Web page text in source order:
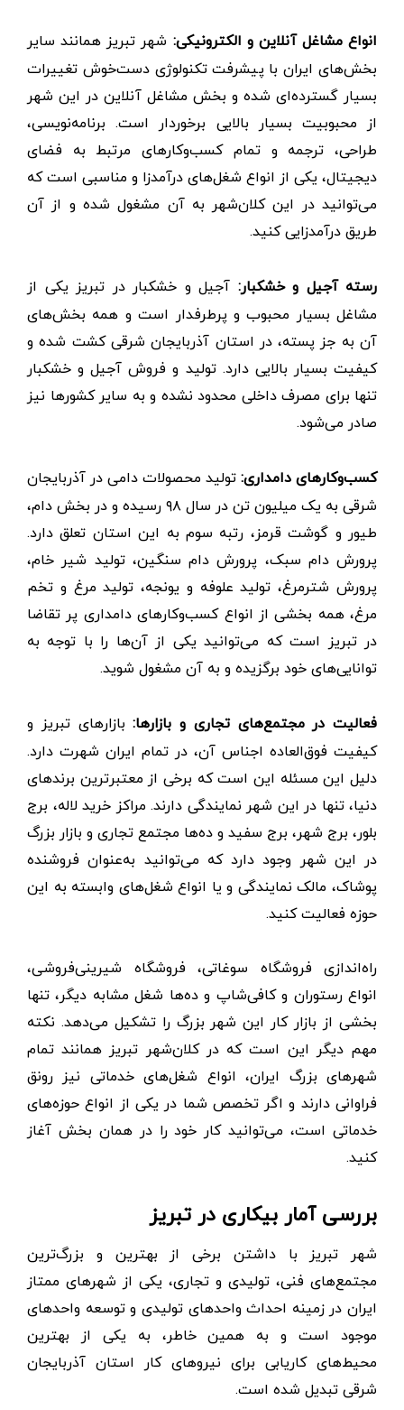
انواع مشاغل آنلاین و الکترونیکی: شهر تبریز همانند سایر
بخش‌های ایران با پیشرفت تکنولوژی دست‌خوش تغییرات
بسیار گسترده‌ای شده و بخش مشاغل آنلاین در این شهر
از محبوبیت بسیار بالایی برخوردار است. برنامه‌نویسی،
طراحی، ترجمه و تمام کسب‌وکارهای مرتبط به فضای
دیجیتال، یکی از انواع شغل‌های درآمدزا و مناسبی است که
می‌توانید در این کلان‌شهر به آن مشغول شده و از آن
طریق درآمدزایی کنید.
رسته آجیل و خشکبار: آجیل و خشکبار در تبریز یکی از
مشاغل بسیار محبوب و پرطرفدار است و همه بخش‌های
آن به جز پسته، در استان آذربایجان شرقی کشت شده و
کیفیت بسیار بالایی دارد. تولید و فروش آجیل و خشکبار
تنها برای مصرف داخلی محدود نشده و به سایر کشورها نیز
صادر می‌شود.
کسب‌وکارهای دامداری:تولید محصولات دامی در آذربایجان
شرقی به یک میلیون تن در سال ۹۸ رسیده و در بخش دام،
طیور و گوشت قرمز، رتبه سوم به این استان تعلق دارد.
پرورش دام سبک، پرورش دام سنگین، تولید شیر خام،
پرورش شترمرغ، تولید علوفه و یونجه، تولید مرغ و تخم
مرغ، همه بخشی از انواع کسب‌وکارهای دامداری پر تقاضا
در تبریز است که می‌توانید یکی از آن‌ها را با توجه به
توانایی‌های خود برگزیده و به آن مشغول شوید.
فعالیت در مجتمع‌های تجاری و بازارها:بازارهای تبریز و
کیفیت فوق‌العاده اجناس آن‌، در تمام ایران شهرت دارد.
دلیل این مسئله این است که برخی از معتبرترین برندهای
دنیا، تنها در این شهر نمایندگی دارند. مراکز خرید لاله، برج
بلور، برج شهر، برج سفید و ده‌ها مجتمع تجاری و بازار بزرگ
در این شهر وجود دارد که می‌توانید به‌عنوان فروشنده
پوشاک، مالک نمایندگی و یا انواع شغل‌های وابسته به این
حوزه فعالیت کنید.
راه‌اندازی فروشگاه سوغاتی، فروشگاه شیرینی‌فروشی،
انواع رستوران و کافی‌شاپ و ده‌ها شغل مشابه دیگر، تنها
بخشی از بازار کار این شهر بزرگ را تشکیل می‌دهد. نکته
مهم دیگر این است که در کلان‌شهر تبریز همانند تمام
شهرهای بزرگ ایران، انواع شغل‌های خدماتی نیز رونق
فراوانی دارند و اگر تخصص شما در یکی از انواع حوزه‌های
خدماتی است، می‌توانید کار خود را در همان بخش آغاز
کنید.
بررسی آمار بیکاری در تبریز
شهر تبریز با داشتن برخی از بهترین و بزرگ‌ترین
مجتمع‌های فنی، تولیدی و تجاری، یکی از شهرهای ممتاز
ایران در زمینه احداث واحدهای تولیدی و توسعه واحدهای
موجود است و به همین خاطر، به یکی از بهترین
محیط‌های کاریابی برای نیروهای کار استان آذربایجان
شرقی تبدیل شده است.